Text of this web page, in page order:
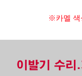
※카멜 색